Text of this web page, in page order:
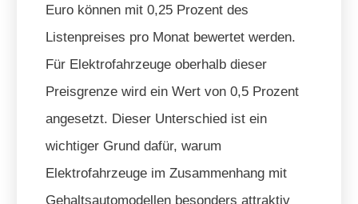
Euro können mit 0,25 Prozent des
Listenpreises pro Monat bewertet werden.
Für Elektrofahrzeuge oberhalb dieser
Preisgrenze wird ein Wert von 0,5 Prozent
angesetzt. Dieser Unterschied ist ein
wichtiger Grund dafür, warum
Elektrofahrzeuge im Zusammenhang mit
Gehaltsautomodellen besonders attraktiv